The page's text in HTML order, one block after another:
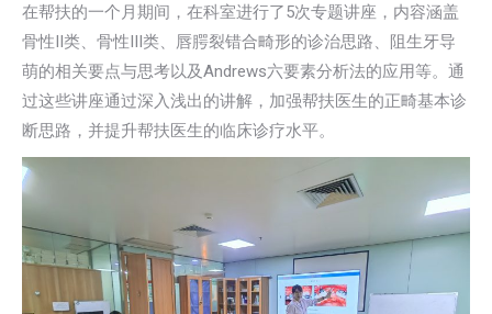
在帮扶的一个月期间，在科室进行了5次专题讲座，内容涵盖
骨性II类、骨性III类、唇腭裂错合畸形的诊治思路、阻生牙导
萌的相关要点与思考以及Andrews六要素分析法的应用等。通
过这些讲座通过深入浅出的讲解，加强帮扶医生的正畸基本诊
断思路，并提升帮扶医生的临床诊疗水平。